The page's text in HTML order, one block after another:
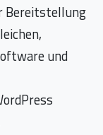
Bereitstellung
und